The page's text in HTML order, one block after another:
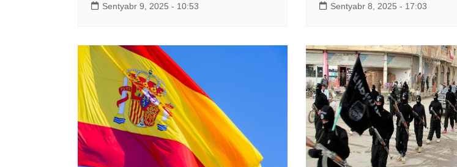
Sentyabr 9, 2025 - 10:53 Sentyabr 8, 2025 - 17:03